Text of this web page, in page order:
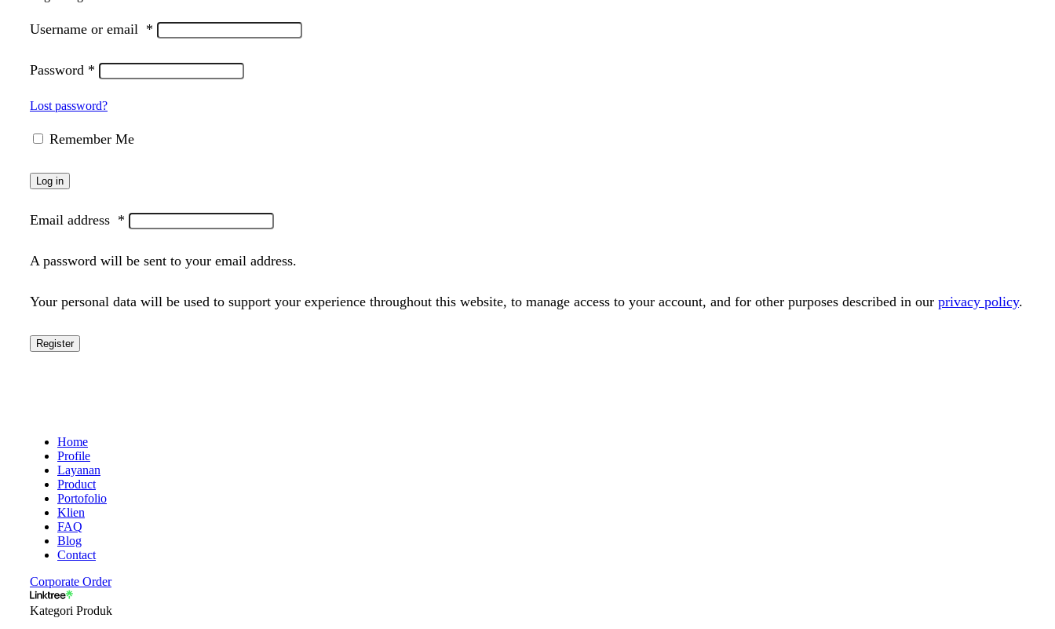
Username or email *
Password *
Lost password?
Remember Me
Log in
Email address *
A password will be sent to your email address.
Your personal data will be used to support your experience throughout this website, to manage access to your account, and for other purposes described in our privacy policy.
Register
Home
Profile
Layanan
Product
Portofolio
Klien
FAQ
Blog
Contact
Corporate Order
Kategori Produk